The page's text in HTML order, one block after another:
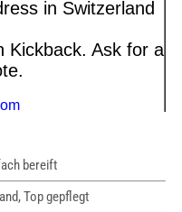
bereift
Top gepflegt